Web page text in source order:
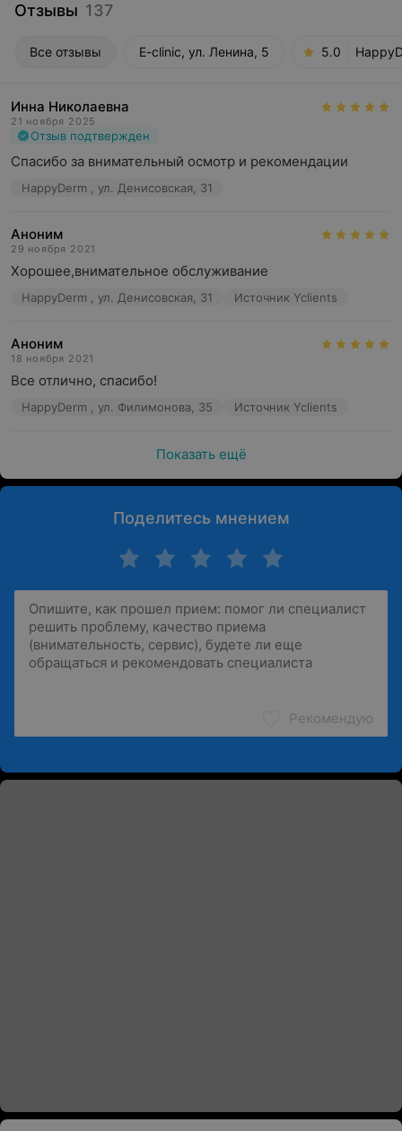
Отзывы 137
Все отзывы E-clinic, ул. Ленина, 5 5.0
Инна Николаевна
21 ноября 2025
Отзыв подтвержден
Спасибо за внимательный осмотр и рекомендации
HappyDerm , ул. Денисовская, 31
Аноним
29 ноября 2021
Хорошее,внимательное обслуживание
HappyDerm , ул. Денисовская, 31 Источник Yclients
Аноним
18 ноября 2021
Все отлично, спасибо!
HappyDerm , ул. Филимонова, 35 Источник Yclients
Показать ещё
Поделитесь мнением
Рекомендую